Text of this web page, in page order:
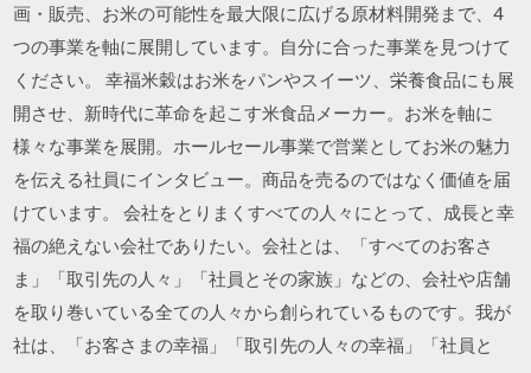
画・販売、お米の可能性を最大限に広げる原材料開発まで、4
つの事業を軸に展開しています。自分に合った事業を見つけて
ください。 幸福米穀はお米をパンやスイーツ、栄養食品にも展
開させ、新時代に革命を起こす米食品メーカー。お米を軸に
様々な事業を展開。ホールセール事業で営業としてお米の魅力
を伝える社員にインタビュー。商品を売るのではなく価値を届
けています。 会社をとりまくすべての人々にとって、成長と幸
福の絶えない会社でありたい。会社とは、「すべてのお客さ
ま」「取引先の人々」「社員とその家族」などの、会社や店舗
を取り巻いている全ての人々から創られているものです。我が
社は、「お客さまの幸福」「取引先の人々の幸福」「社員と